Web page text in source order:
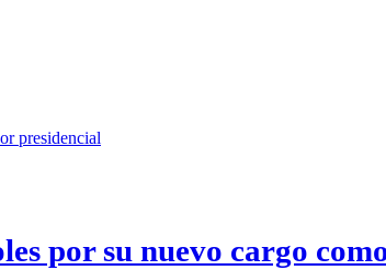
por su nuevo cargo